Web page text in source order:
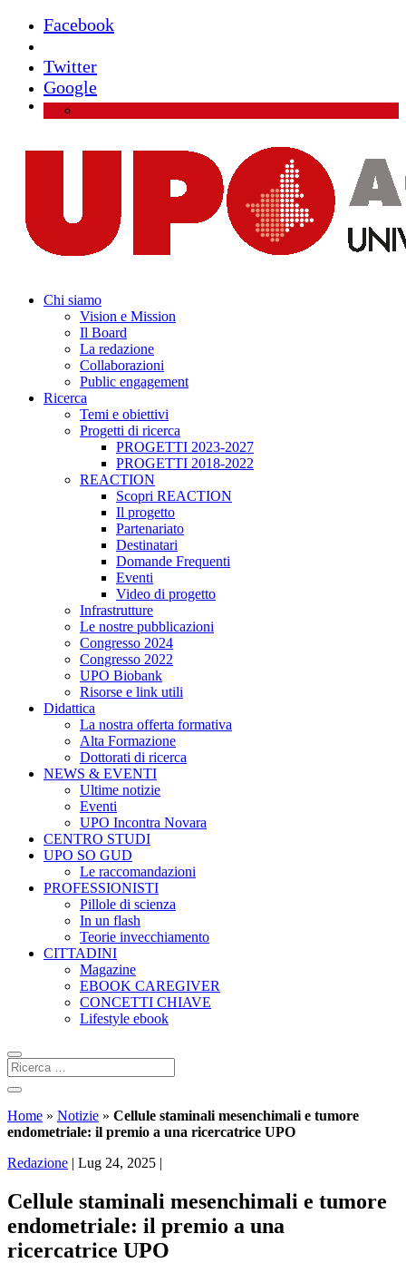
Facebook
Twitter
Google
Chi siamo
Vision e Mission
Il Board
La redazione
Collaborazioni
Public engagement
Ricerca
Temi e obiettivi
Progetti di ricerca
PROGETTI 2023-2027
PROGETTI 2018-2022
REACTION
Scopri REACTION
Il progetto
Partenariato
Destinatari
Domande Frequenti
Eventi
Video di progetto
Infrastrutture
Le nostre pubblicazioni
Congresso 2024
Congresso 2022
UPO Biobank
Risorse e link utili
Didattica
La nostra offerta formativa
Alta Formazione
Dottorati di ricerca
NEWS & EVENTI
Ultime notizie
Eventi
UPO Incontra Novara
CENTRO STUDI
UPO SO GUD
Le raccomandazioni
PROFESSIONISTI
Pillole di scienza
In un flash
Teorie invecchiamento
CITTADINI
Magazine
EBOOK CAREGIVER
CONCETTI CHIAVE
Lifestyle ebook
Home » Notizie » Cellule staminali mesenchimali e tumore
endometriale: il premio a una ricercatrice UPO
Redazione | Lug 24, 2025 |
Cellule staminali mesenchimali e tumore
endometriale: il premio a una
ricercatrice UPO